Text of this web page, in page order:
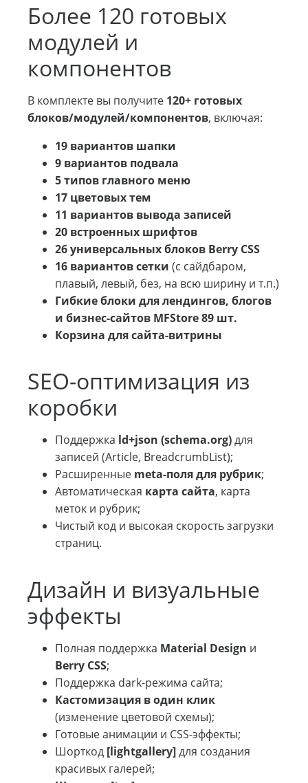
Более 120 готовых
модулей и
компонентов
В комплекте вы получите 120+ готовых
блоков/модулей/компонентов, включая:
19 вариантов шапки
9 вариантов подвала
5 типов главного меню
17 цветовых тем
11 вариантов вывода записей
20 встроенных шрифтов
26 универсальных блоков Berry CSS
16 вариантов сетки (с сайдбаром,
плавый, левый, без, на всю ширину и т.п.)
Гибкие блоки для лендингов, блогов
и бизнес-сайтов MFStore 89 шт.
Корзина для сайта-витрины
SEO-оптимизация из
коробки
Поддержка ld+json (schema.org)для
записей (Article, BreadcrumbList);
Расширенные meta-поля для рубрик;
Автоматическая карта сайта, карта
меток и рубрик;
Чистый код и высокая скорость загрузки
страниц.
Дизайн и визуальные
эффекты
Полная поддержка Material Design и
Berry CSS;
Поддержка dark-режима сайта;
Кастомизация в один клик
(изменение цветовой схемы);
Готовые анимации и CSS-эффекты;
Шорткод [lightgallery]для создания
красивых галерей;